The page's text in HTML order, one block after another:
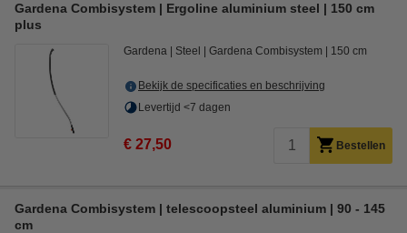
Gardena Combisystem | Ergoline aluminium steel | 150 cm
plus
Gardena Steel Gardena Combisystem 150 cm
Bekijk de specificaties en beschrijving
Levertijd <7 dagen
€ 27,50 Bestellen
Gardena Combisystem | telescoopsteel aluminium | 90 - 145
cm